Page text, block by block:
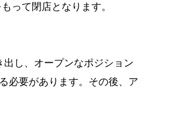
って閉店となります。
し、オープンなポジション
必要があります。その後、ア